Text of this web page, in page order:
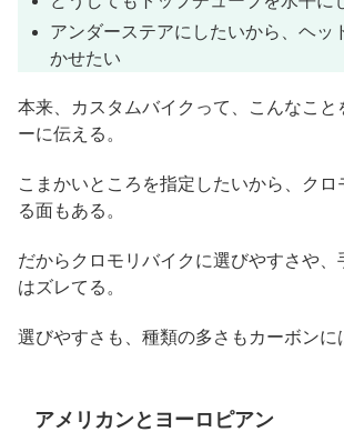
アンダーステアにしたいから、ヘッ
かせたい
本来、カスタムバイクって、こんなこと
ーに伝える。
こまかいところを指定したいから、クロ
る面もある。
だからクロモリバイクに選びやすさや、
はズレてる。
選びやすさも、種類の多さもカーボンに
アメリカンとヨーロピアン